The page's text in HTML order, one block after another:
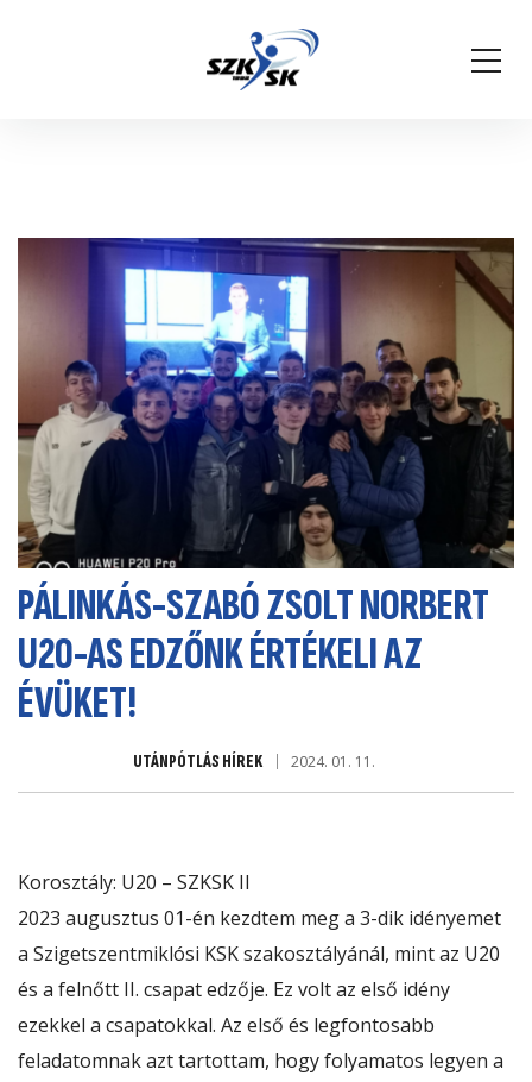
PÁLINKÁS-SZABÓ ZSOLT NORBERT
U20-AS EDZŐNK ÉRTÉKELI AZ
ÉVÜKET!
UTÁNPÓTLÁS HÍREK 2024. 01. 11.
Korosztály: U20 – SZKSK II
2023 augusztus 01-én kezdtem meg a 3-dik idényemet
a Szigetszentmiklósi KSK szakosztályánál, mint az U20
és a felnőtt II. csapat edzője. Ez volt az első idény
ezekkel a csapatokkal. Az első és legfontosabb
feladatomnak azt tartottam, hogy folyamatos legyen a